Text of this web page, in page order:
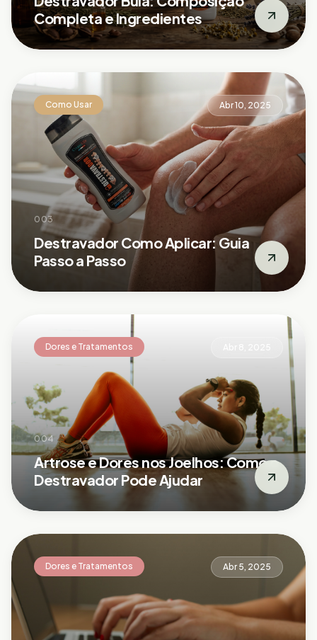
Completa e Ingredientes
Como Usar Abr 10, 2025
003
Destravador Como Aplicar: Guia
Passo a Passo
Dores e Tratamentos
004
Artrose e Dores nos Joelhos: Como o
Destravador Pode Ajudar
Dores e Tratamentos Abr 5, 2025